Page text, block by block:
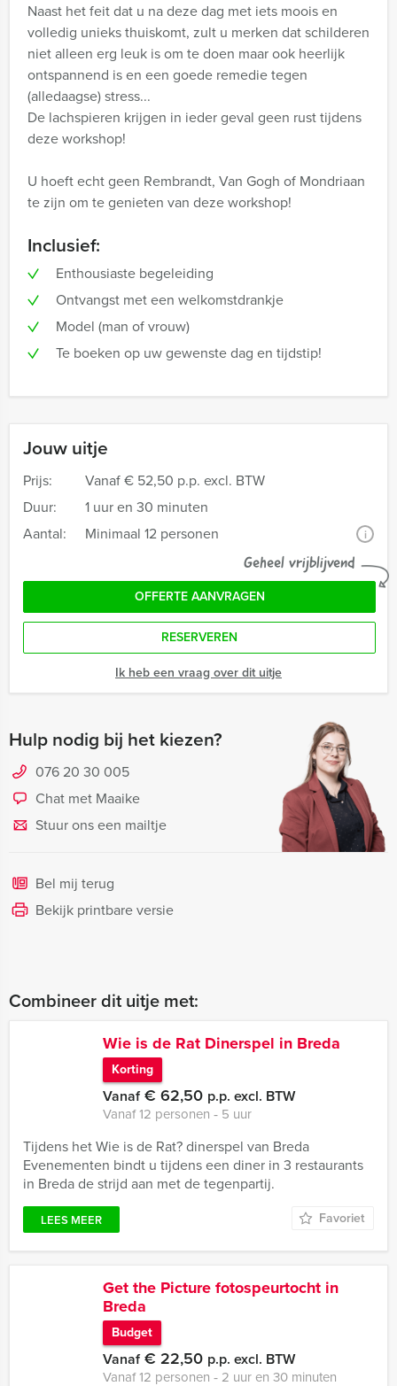
Jouw uitje
Prijs: Vanaf€ 52,50 p.p. excl. BTW
Duur:
1 uur en 30 minuten
Aantal:
Minimaal 12 personen i
Geheel vrijblijvend
OFFERTE AANVRAGEN
RESERVEREN
Ik heb een vraag over dit uitje
Hulp nodig bij het kiezen?
076 20 30 005
Chat met Maaike
Stuur ons een mailtje
Bel mij terug
Bekijk printbare versie
Naast het feit dat u na deze dag met iets moois en
volledig unieks thuiskomt, zult u merken dat schilderen
niet alleen erg leuk is om te doen maar ook heerlijk
ontspannend is en een goede remedie tegen
(alledaagse) stress...
De lachspieren krijgen in ieder geval geen rust tijdens
deze workshop!
U hoeft echt geen Rembrandt, Van Gogh of Mondriaan
te zijn om te genieten van deze workshop!
Inclusief:
Enthousiaste begeleiding
Ontvangst met een welkomstdrankje
Model (man of vrouw)
Te boeken op uw gewenste dag en tijdstip!
Combineer dit uitje met:
Wie is de Rat Dinerspel in Breda
Korting
Vanaf€ 62,50 p.p. excl. BTW
Vanaf 12 personen ‐ 5 uur
Tijdens het Wie is de Rat? dinerspel van Breda
Evenementen bindt u tijdens een diner in 3 restaurants
in Breda de strijd aan met de tegenpartij.
LEES MEER Favoriet
Get the Picture fotospeurtocht in
Breda
Budget
Vanaf€ 22,50 p.p. excl. BTW
Vanaf 12 personen ‐ 2 uur en 30 minuten